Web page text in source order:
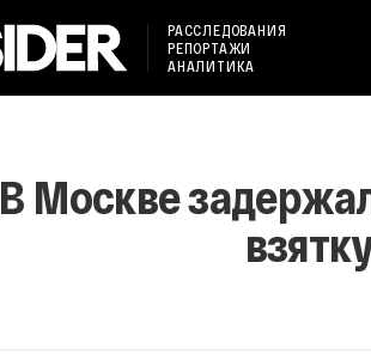
РАССЛЕДОВАНИЯ
РЕПОРТАЖИ
АНАЛИТИКА
В Москве